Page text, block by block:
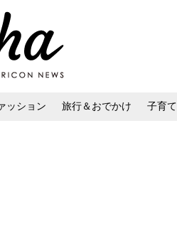
ッション 旅行＆おでかけ 子育て